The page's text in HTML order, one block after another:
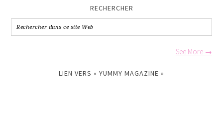
RECHERCHER
See More →
LIEN VERS « YUMMY MAGAZINE »